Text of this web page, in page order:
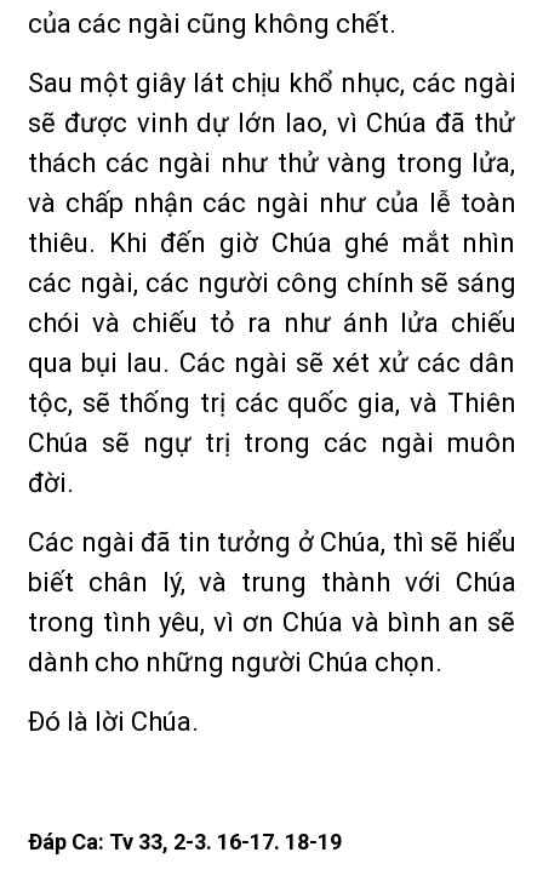
của các ngài cũng không chết.
Sau một giây lát chịu khổ nhục, các ngài
sẽ được vinh dự lớn lao, vì Chúa đã thử
thách các ngài như thử vàng trong lửa,
và chấp nhận các ngài như của lễ toàn
thiêu. Khi đến giờ Chúa ghé mắt nhìn
các ngài, các người công chính sẽ sáng
chói và chiếu tỏ ra như ánh lửa chiếu
qua bụi lau. Các ngài sẽ xét xử các dân
tộc, sẽ thống trị các quốc gia, và Thiên
Chúa sẽ ngự trị trong các ngài muôn
đời.
Các ngài đã tin tưởng ở Chúa, thì sẽ hiểu
biết chân lý, và trung thành với Chúa
trong tình yêu, vì ơn Chúa và bình an sẽ
dành cho những người Chúa chọn.
Ðó là lời Chúa.
Ðáp Ca: Tv 33, 2-3. 16-17. 18-19